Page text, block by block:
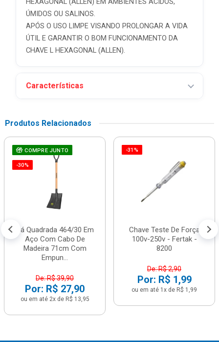
HEXAGONAL (ALLEN) EM AMBIENTES ÁCIDOS,
ÚMIDOS OU SALINOS.
APÓS O USO LIMPE VISANDO PROLONGAR A VIDA
ÚTIL E GARANTIR O BOM FUNCIONAMENTO DA
CHAVE L HEXAGONAL (ALLEN).
Características
Produtos Relacionados
COMPRE JUNTO
-30%
Pá Quadrada 464/30 Em
Aço Com Cabo De
Madeira 71cm Com
Empun...
De: R$ 39,90
Por: R$ 27,90
ou em até 2x de R$ 13,95
-31%
Chave Teste De Força
100v-250v - Fertak -
8200
De: R$ 2,90
Por: R$ 1,99
ou em até 1x de R$ 1,99